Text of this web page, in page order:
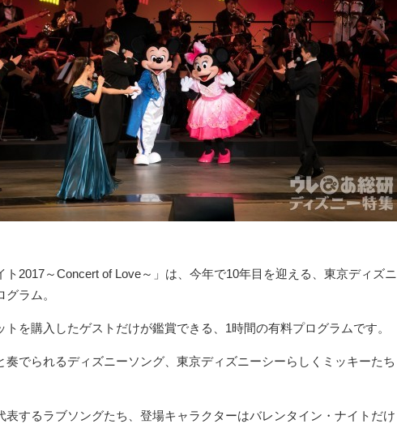
ト2017～Concert of Love～」は、今年で10年目を迎える、東京ディズニ
ラム。
トを購入したゲストだけが鑑賞できる、1時間の有料プログラムです。
奏でられるディズニーソング、東京ディズニーシーらしくミッキーたち
表するラブソングたち、登場キャラクターはバレンタイン・ナイトだけ